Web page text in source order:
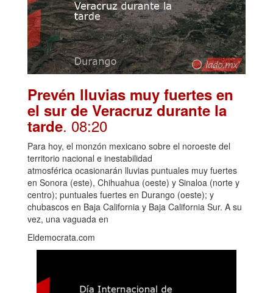
Prevén lluvias muy fuertes en
el sur de Veracruz durante la
tarde. 08:20
Para hoy, el monzón mexicano sobre el noroeste del
territorio nacional e inestabilidad
atmosférica ocasionarán lluvias puntuales muy fuertes
en Sonora (este), Chihuahua (oeste) y Sinaloa (norte y
centro); puntuales fuertes en Durango (oeste); y
chubascos en Baja California y Baja California Sur. A su
vez, una vaguada en
Eldemocrata.com